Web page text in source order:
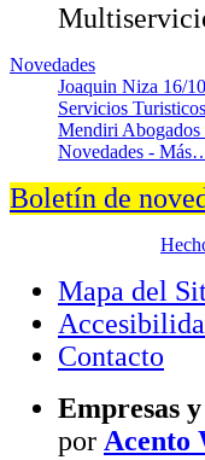
Novedades
Joaquin Niza 16/
Servicios
Mendiri Abogados
Novedades -
Boletín de
Mapa del
Contacto
Empresas
por Acento